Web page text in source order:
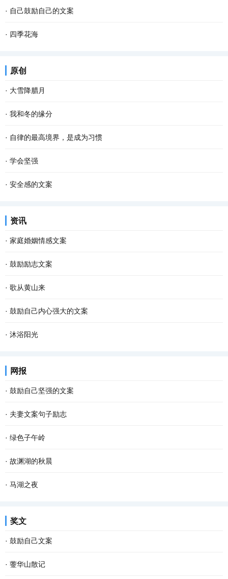
· 自己鼓励自己的文案
· 四季花海
原创
· 大雪降腊月
· 我和冬的缘分
· 自律的最高境界，是成为习惯
· 学会坚强
· 安全感的文案
资讯
· 家庭婚姻情感文案
· 鼓励励志文案
· 歌从黄山来
· 鼓励自己内心强大的文案
· 沐浴阳光
网报
· 鼓励自己坚强的文案
· 夫妻文案句子励志
· 绿色子午岭
· 故渊湖的秋晨
· 马湖之夜
奖文
· 鼓励自己文案
· 蓥华山散记